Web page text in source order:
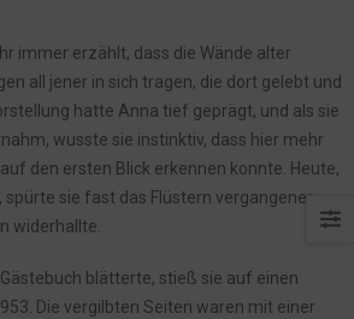
des Sees
Glocke
und die Wahrheit im Nebel
der Kristalle
im Dorf
Vergangenheit
immer erzählt, dass die Wände alter
all jener in sich tragen, die dort gelebt und
hatte Anna tief geprägt, und als sie
wusste sie instinktiv, dass hier mehr
den ersten Blick erkennen konnte. Heute,
spürte sie fast das Flüstern vergangener
widerhallte.
blätterte, stieß sie auf einen
Die vergilbten Seiten waren mit einer